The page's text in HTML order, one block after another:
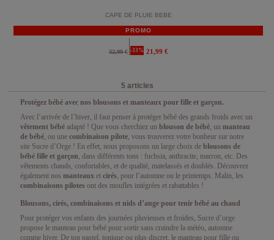
CAPE DE PLUIE BEBE
PROMO
32,99 € -33% 21,99 €
5 articles
Protégez bébé avec nos blousons et manteaux pour fille et garçon.
Avec l’arrivée de l’hiver, il faut penser à protéger bébé des grands froids avec un
vêtement bébé adapté ! Que vous cherchiez un blouson de bébé, un manteau
de bébé, ou une combinaison pilote, vous trouverez votre bonheur sur notre
site Sucre d’Orge ! En effet, nous proposons un large choix de blousons de
bébé fille et garçon, dans différents tons : fuchsia, anthracite, marron, etc. Des
vêtements chauds, confortables, et de qualité, matelassés et doublés. Découvrez
également nos manteaux et cirés, pour l’automne ou le printemps. Malin, les
combinaisons pilotes ont des moufles intégrées et rabattables !
Blousons, cirés, combinaisons et nids d’ange pour tenir bébé au chaud
Pour protéger vos enfants des journées pluvieuses et froides, Sucre d’orge
propose le manteau pour bébé pour sortir sans craindre la météo, automne
comme hiver. De ton pastel, tonique ou plus discret, le manteau pour fille ou